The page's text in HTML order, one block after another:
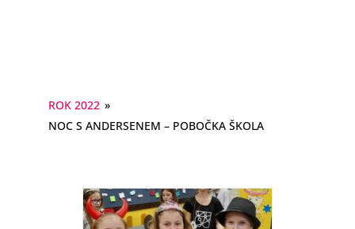
ROK 2022 »
NOC S ANDERSENEM – POBOČKA ŠKOLA